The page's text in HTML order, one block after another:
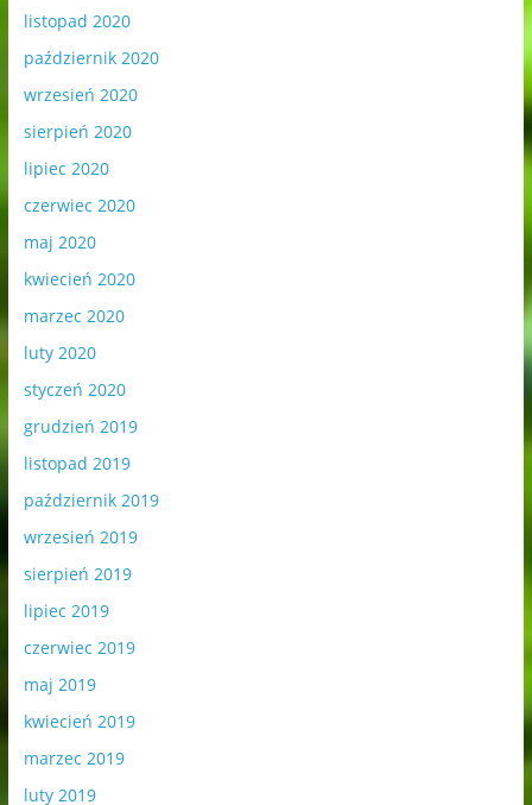
listopad 2020
październik 2020
wrzesień 2020
sierpień 2020
lipiec 2020
czerwiec 2020
maj 2020
kwiecień 2020
marzec 2020
luty 2020
styczeń 2020
grudzień 2019
listopad 2019
październik 2019
wrzesień 2019
sierpień 2019
lipiec 2019
czerwiec 2019
maj 2019
kwiecień 2019
marzec 2019
luty 2019